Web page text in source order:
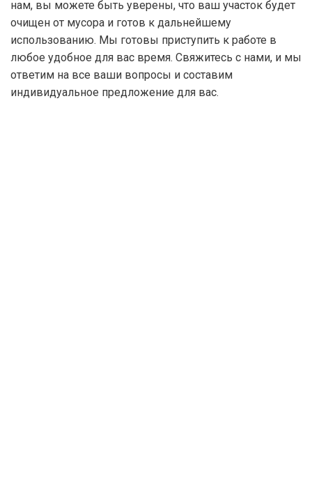
нам, вы можете быть уверены, что ваш участок будет
очищен от мусора и готов к дальнейшему
использованию. Мы готовы приступить к работе в
любое удобное для вас время. Свяжитесь с нами, и мы
ответим на все ваши вопросы и составим
индивидуальное предложение для вас.